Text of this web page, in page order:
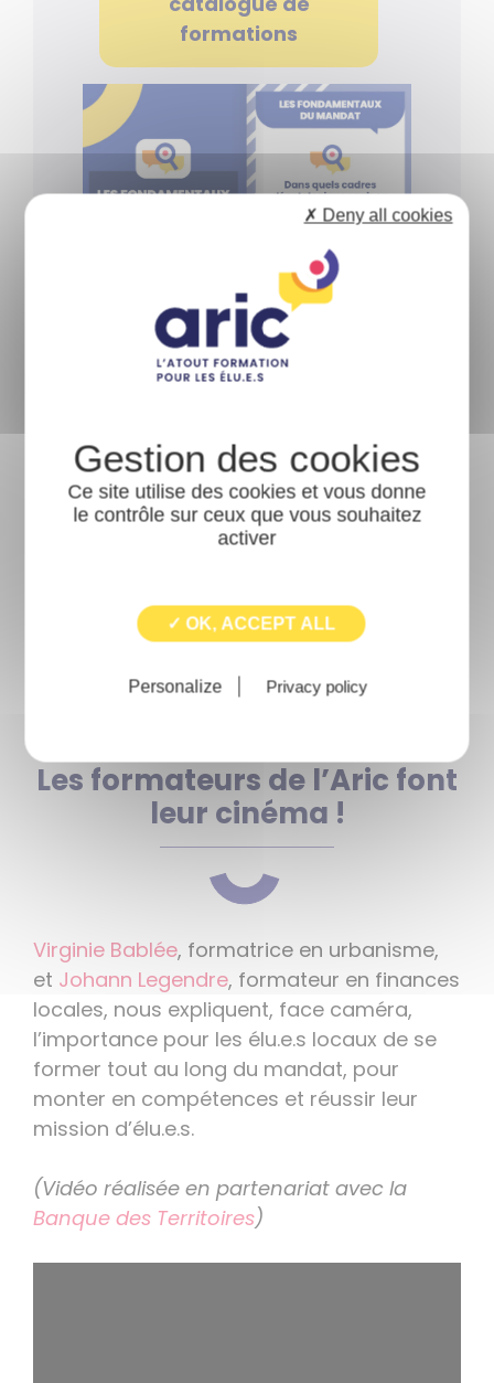
formations
Règlement intérieur des
formations
Livret d’accueil des
participants
Les formateurs de l’Aric font
leur cinéma !
Virginie Bablée, formatrice en urbanisme,
et Johann Legendre, formateur en finances
locales, nous expliquent, face caméra,
l’importance pour les élu.e.s locaux de se
former tout au long du mandat, pour
monter en compétences et réussir leur
mission d’élu.e.s.
(Vidéo réalisée en partenariat avec la
Banque des Territoires)
Ce site utilise des cookies et vous donne
le contrôle sur ceux que vous souhaitez
activer
✓ OK, ACCEPT ALL
✗ Deny all cookies
Personalize Privacy policy